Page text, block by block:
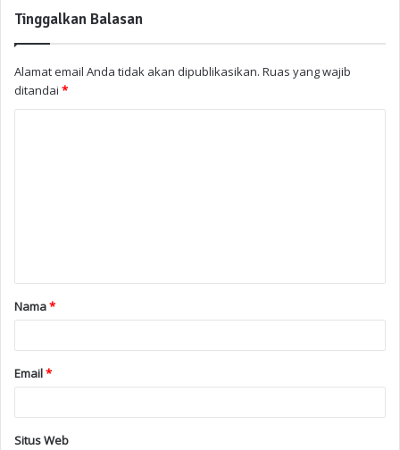
Tinggalkan Balasan
Alamat email Anda tidak akan dipublikasikan. Ruas yang wajib
ditandai *
Nama*
Email*
Situs Web